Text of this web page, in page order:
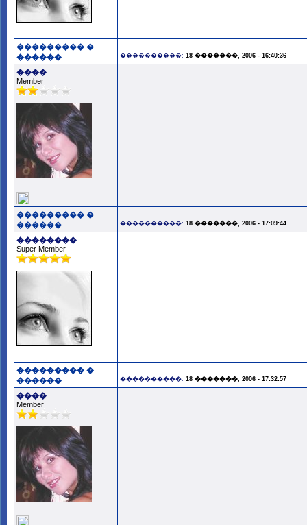
��������� �
������
����������: 18 �������, 2006 - 16:40:36
����
Member
��������� �
������
����������: 18 �������, 2006 - 17:09:44
��������
Super Member
��������� �
������
����������: 18 �������, 2006 - 17:32:57
����
Member